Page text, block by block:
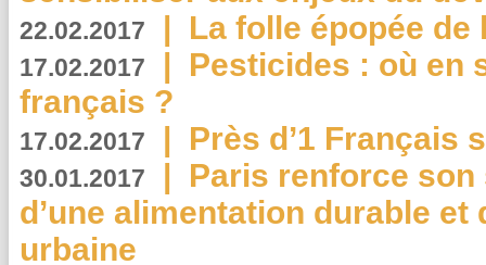
22.02.2017 | La folle épopée de
17.02.2017 | Pesticides : où en
français ?
17.02.2017 | Près d’1 Français
30.01.2017 | Paris renforce
d’une alimentation durable et
urbaine